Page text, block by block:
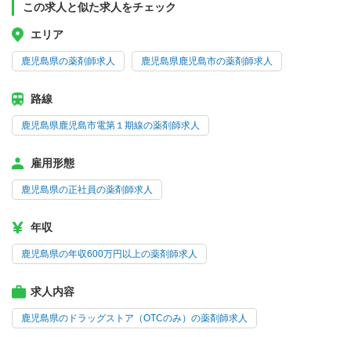
この求人と似た求人をチェック
エリア
鹿児島県の薬剤師求人 鹿児島県鹿児島市の薬剤師求人
路線
鹿児島県鹿児島市電第１期線の薬剤師求人
雇用形態
鹿児島県の正社員の薬剤師求人
年収
鹿児島県の年収600万円以上の薬剤師求人
求人内容
鹿児島県のドラッグストア（OTCのみ）の薬剤師求人